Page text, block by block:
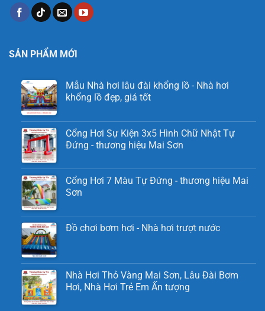
SẢN PHẨM MỚI
Mẫu Nhà hơi lâu đài khổng lồ - Nhà hơi
khổng lồ đẹp, giá tốt
Cổng Hơi Sự Kiện 3x5 Hình Chữ Nhật Tự
Đứng - thương hiệu Mai Sơn
Cổng Hơi 7 Màu Tự Đứng - thương hiệu Mai
Sơn
Đồ chơi bơm hơi - Nhà hơi trượt nước
Nhà Hơi Thỏ Vàng Mai Sơn, Lâu Đài Bơm
Hơi, Nhà Hơi Trẻ Em Ấn tượng